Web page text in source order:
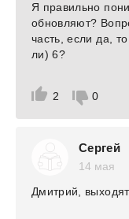
2 0
Я правильно
обновляют?
часть, если да,
ли) 6?
Сергей
14 мая
Дмитрий,